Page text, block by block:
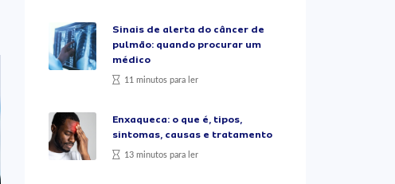
Sinais de alerta do câncer de
pulmão: quando procurar um
médico
11 minutos para ler
Enxaqueca: o que é, tipos,
sintomas, causas e tratamento
13 minutos para ler